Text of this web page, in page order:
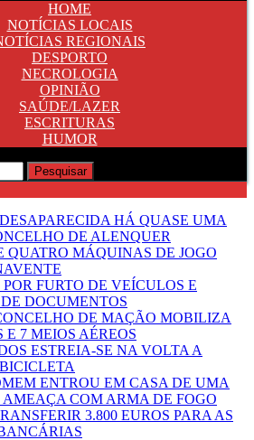
HOME
NOTÍCIAS LOCAIS
REGIONAIS
DESPORTO
NECROLOGIA
OPINIÃO
SAÚDE/LAZER
ESCRITURAS
HUMOR
HÁ QUASE UMA
DE ALENQUER
QUATRO MÁQUINAS DE JOGO
FURTO DE VEÍCULOS E
DOCUMENTOS
DE MAÇÃO MOBILIZA
E 7 MEIOS AÉREOS
ESTREIA-SE NA VOLTA A
ENTROU EM CASA DE UMA
COM ARMA DE FOGO
3.800 EUROS PARA AS